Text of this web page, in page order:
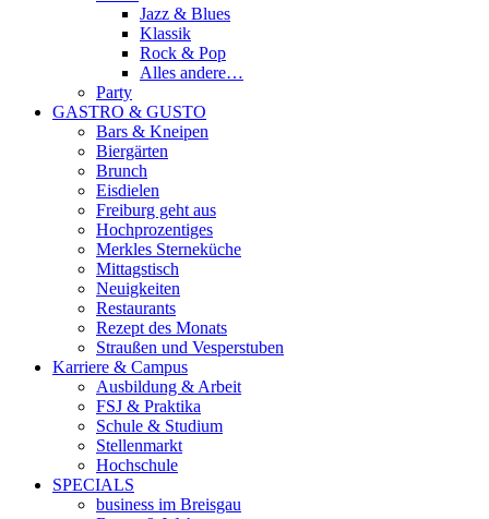
Jazz & Blues
Klassik
Rock & Pop
Alles andere…
Party
GASTRO & GUSTO
Bars & Kneipen
Biergärten
Brunch
Eisdielen
Freiburg geht aus
Hochprozentiges
Merkles Sterneküche
Mittagstisch
Neuigkeiten
Restaurants
Rezept des Monats
Straußen und Vesperstuben
Karriere & Campus
Ausbildung & Arbeit
FSJ & Praktika
Schule & Studium
Stellenmarkt
Hochschule
SPECIALS
business im Breisgau